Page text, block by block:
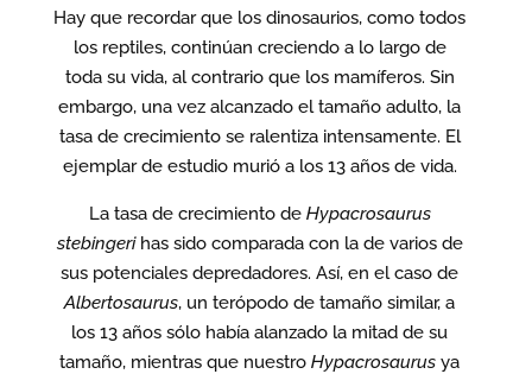
Hay que recordar que los dinosaurios, como todos
los reptiles, continúan creciendo a lo largo de
toda su vida, al contrario que los mamíferos. Sin
embargo, una vez alcanzado el tamaño adulto, la
tasa de crecimiento se ralentiza intensamente. El
ejemplar de estudio murió a los 13 años de vida.
La tasa de crecimiento de Hypacrosaurus
stebingeri has sido comparada con la de varios de
sus potenciales depredadores. Así, en el caso de
Albertosaurus, un terópodo de tamaño similar, a
los 13 años sólo había alanzado la mitad de su
tamaño, mientras que nuestroHypacrosaurus ya